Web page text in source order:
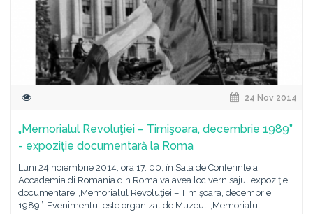
24 Nov 2014
„Memorialul Revoluţiei – Timişoara, decembrie 1989”
- expoziție documentară la Roma
Luni 24 noiembrie 2014, ora 17. 00, în Sala de Conferinte a
Accademia di Romania din Roma va avea loc vernisajul expoziţiei
documentare „Memorialul Revoluţiei – Timişoara, decembrie
1989”. Evenimentul este organizat de Muzeul „Memorialul